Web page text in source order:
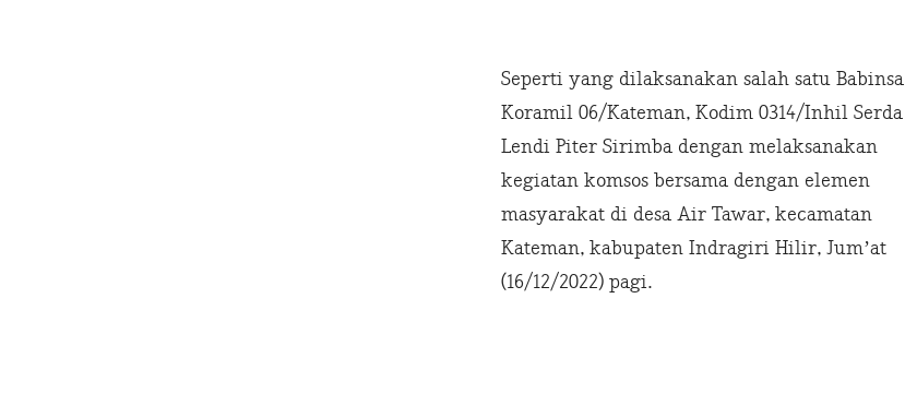
Seperti yang dilaksanakan salah satu Babinsa
Koramil 06/Kateman, Kodim 0314/Inhil Serda
Lendi Piter Sirimba dengan melaksanakan
kegiatan komsos bersama dengan elemen
masyarakat di desa Air Tawar, kecamatan
Kateman, kabupaten Indragiri Hilir, Jum’at
(16/12/2022) pagi.